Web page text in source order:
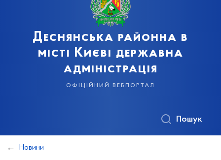
Деснянська районна в
місті Києві державна
адміністрація
офіційний вебпортал
Пошук
Новини